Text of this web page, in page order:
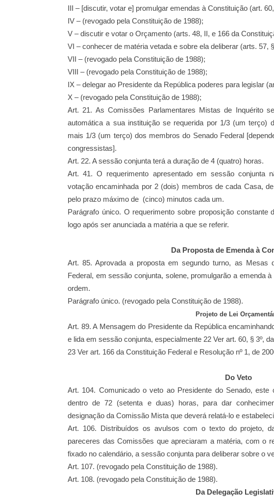
III – [discutir, votar e] promulgar emendas à Constituição (art. 60,
IV – (revogado pela Constituição de 1988);
V – discutir e votar o Orçamento (arts. 48, II, e 166 da
VI – conhecer de matéria vetada e sobre ela deliberar (arts. 57, §
VII – (revogado pela Constituição de 1988);
VIII – (revogado pela Constituição de 1988);
IX – delegar ao Presidente da República poderes para legislar
X – (revogado pela Constituição de 1988);
Art. 21. As Comissões Parlamentares Mistas de Inquérito
automática a sua instituição se requerida por 1/3 (um terço)
mais 1/3 (um terço) dos membros do Senado Federal
congressistas].
Art. 22. A sessão conjunta terá a duração de 4 (quatro) horas.
Art. 41. O requerimento apresentado em sessão conjunta
votação encaminhada por 2 (dois) membros de cada Casa,
pelo prazo máximo de (cinco) minutos cada um.
Parágrafo único. O requerimento sobre proposição
logo após ser anunciada a matéria a que se referir.
Da Proposta de Emenda à
Art. 85. Aprovada a proposta em segundo turno, as Mesas
Federal, em sessão conjunta, solene, promulgarão a emenda
ordem.
Parágrafo único. (revogado pela Constituição de 1988).
Projeto de Lei
Art. 89. A Mensagem do Presidente da República
e lida em sessão conjunta, especialmente 22 Ver art. 60, § 3º,
23 Ver art. 166 da Constituição Federal e Resolução nº 1, de
Do Veto
Art. 104. Comunicado o veto ao Presidente do Senado, este
dentro de 72 (setenta e duas) horas, para dar
designação da Comissão Mista que deverá relatá-lo e
Art. 106. Distribuídos os avulsos com o texto do projeto,
pareceres das Comissões que apreciaram a matéria, com o
fixado no calendário, a sessão conjunta para deliberar sobre o
Art. 107. (revogado pela Constituição de 1988).
Art. 108. (revogado pela Constituição de 1988).
Da Delegação